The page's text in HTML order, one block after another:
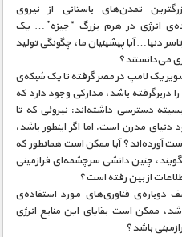
تمدن‌های باستانی از نیروی
انرژی در هرم بزرگ “جیزه”… یک
دنیا… آیا پیشینیان ما، چگونگی تولید
می‌دانستند؟
یک لامپ در مصر گرفته تا یک شبکه‌ی
دربرگرفته باشد، مدارکی وجود دارد که
دسترسی داشته‌اند: نیروئی که تا
مدرن است. اما اگر اینطور باشد،
آورده‌اند؟ آیا ممکن است همانطور که
چنین دانشی سرچشمه‌ای فرازمینی
از بین رفته است؟
دوباره‌ی فناوری‌های مورد استفاده‌ی
ممکن است بقایای این منابع انرژی
باشد؟